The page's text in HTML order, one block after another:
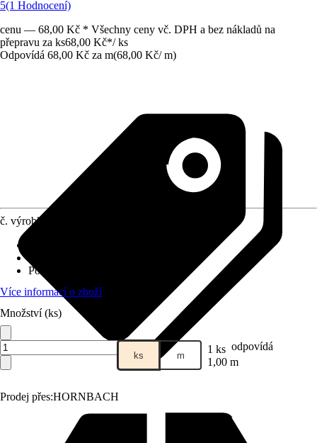
5(1 Hodnocení)
cenu — 68,00 Kč * Všechny ceny vč. DPH a bez nákladů na
přepravu za ks68,00 Kč*/ ks
Odpovídá 68,00 Kč za m(68,00 Kč/ m)
Prodej přes:HORNBACH
č. výrobku
Povrch/Povrchová úprava
Více informací o zboží
Množství (ks)
ks m 1 ks odpovídá
1,00 m